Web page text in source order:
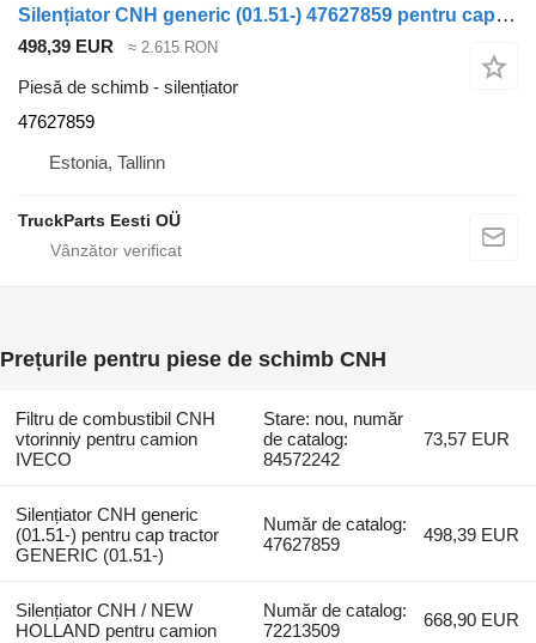
Silențiator CNH generic (01.51-) 47627859 pentru cap tractor GENERIC (01.51-)
498,39 EUR ≈ 2.615 RON
Piesă de schimb - silențiator
47627859
Estonia, Tallinn
TruckParts Eesti OÜ
Prețurile pentru piese de schimb CNH
Filtru de combustibil CNH
vtorinniy pentru camion
IVECO
Stare: nou, număr
de catalog:
84572242
73,57 EUR
Silențiator CNH generic
(01.51-) pentru cap tractor
GENERIC (01.51-)
Număr de catalog:
47627859
498,39 EUR
Silențiator CNH / NEW
HOLLAND pentru camion
Număr de catalog:
72213509
668,90 EUR